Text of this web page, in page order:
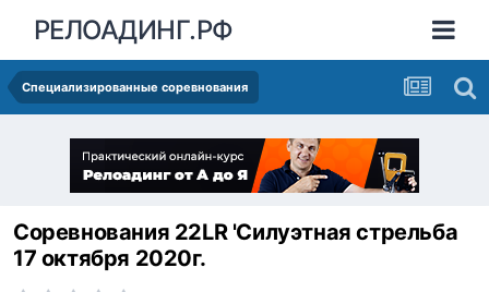
РЕЛОАДИНГ.РФ
Специализированные соревнования
Соревнования 22LR 'Силуэтная стрельба
17 октября 2020г.